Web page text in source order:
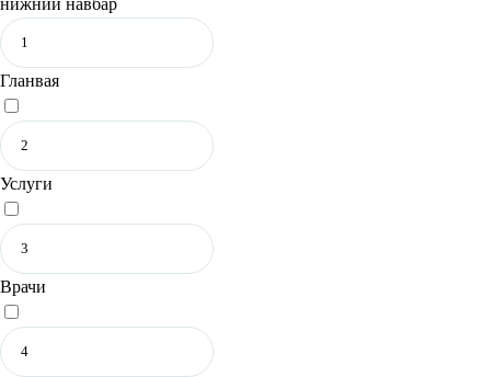
нижний навбар
Гланвая
Услуги
Врачи